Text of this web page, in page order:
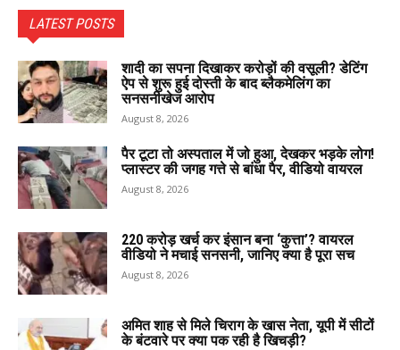
LATEST POSTS
शादी का सपना दिखाकर करोड़ों की वसूली? डेटिंग
ऐप से शुरू हुई दोस्ती के बाद ब्लैकमेलिंग का
सनसनीखेज आरोप
August 8, 2026
पैर टूटा तो अस्पताल में जो हुआ, देखकर भड़के लोग!
प्लास्टर की जगह गत्ते से बांधा पैर, वीडियो वायरल
August 8, 2026
220 करोड़ खर्च कर इंसान बना ‘कुत्ता’? वायरल
वीडियो ने मचाई सनसनी, जानिए क्या है पूरा सच
August 8, 2026
अमित शाह से मिले चिराग के खास नेता, यूपी में सीटों
के बंटवारे पर क्या पक रही है खिचड़ी?